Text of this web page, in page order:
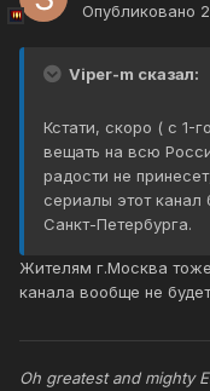
Опубликовано
Viper-m сказал:
Кстати, скоро ( с 1-
вещать на всю
радости не
сериалы этот канал
Санкт-Петербурга.
Жителям г.Москва
канала вообще не
Oh greatest and mighty